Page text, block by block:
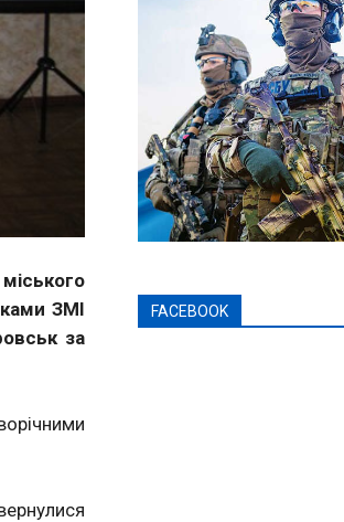
ЗМІ
за
FACEBOOK